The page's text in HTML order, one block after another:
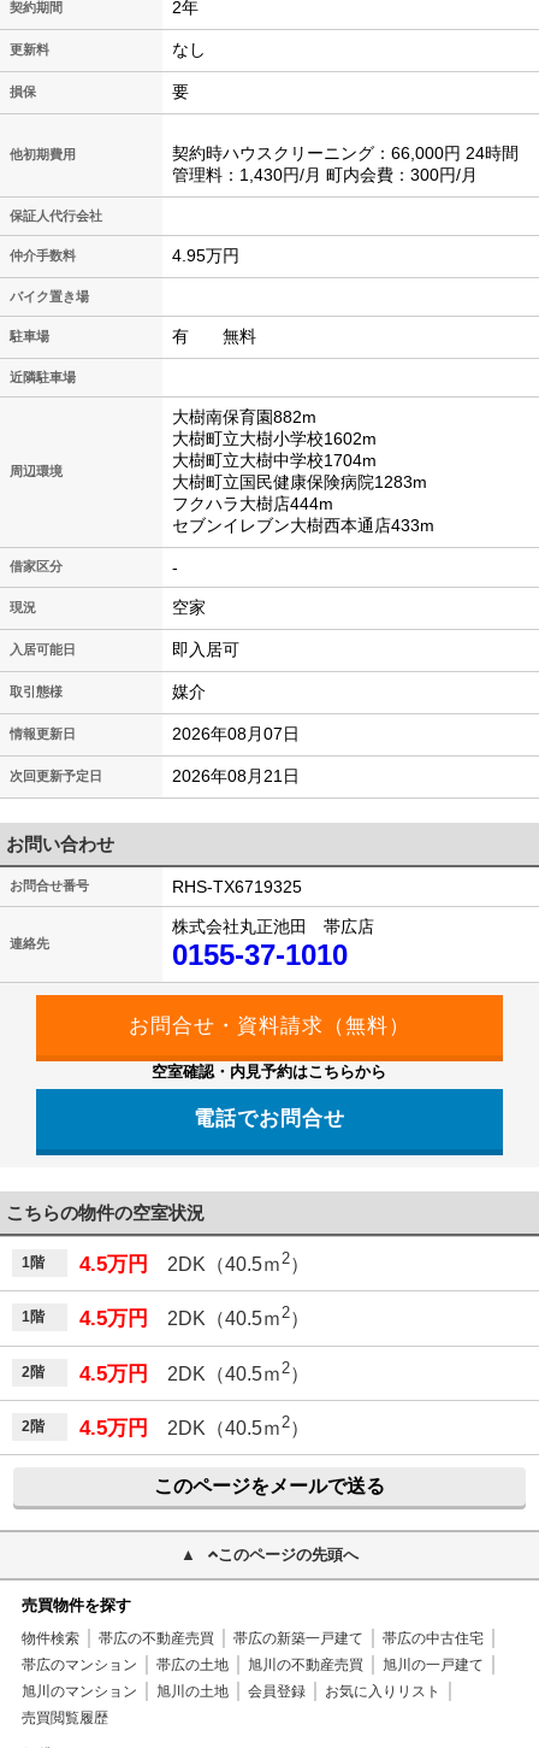
契約期間 2年
更新料 なし
損保 要
他初期費用
契約時ハウスクリーニング：66,000円 24時間
管理料：1,430円/月 町内会費：300円/月
保証人代行会社
仲介手数料 4.95万円
バイク置き場
駐車場 有 無料
近隣駐車場
周辺環境
大樹南保育園882m
大樹町立大樹小学校1602m
大樹町立大樹中学校1704m
大樹町立国民健康保険病院1283m
フクハラ大樹店444m
セブンイレブン大樹西本通店433m
借家区分 -
現況 空家
入居可能日 即入居可
取引態様 媒介
情報更新日 2026年08月07日
次回更新予定日 2026年08月21日
お問い合わせ
お問合せ番号 RHS-TX6719325
連絡先
株式会社丸正池田 帯広店
0155-37-1010
空室確認・内見予約はこちらから
電話でお問合せ
こちらの物件の空室状況
1階 4.5万円 2DK（40.5ｍ2）
1階 4.5万円 2DK（40.5ｍ2）
2階 4.5万円 2DK（40.5ｍ 2）
2階 4.5万円 2DK（40.5ｍ 2）
このページをメールで送る
このページの先頭へ
売買物件を探す
物件検索 帯広の不動産売買 帯広の新築一戸建て
帯広の中古住宅
帯広のマンション
帯広の土地 旭川の不動産売買
旭川の一戸建て
旭川のマンション
旭川の土地 会員登録
お気に入りリスト
売買閲覧履歴